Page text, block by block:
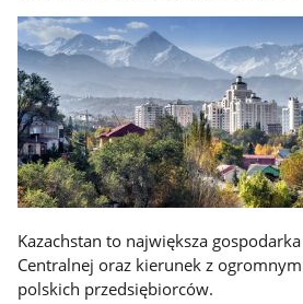
Kazachstan to największa
Centralnej oraz kierunek z
polskich przedsiębiorców.